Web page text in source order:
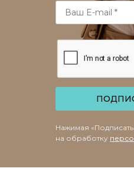
Нажимая
на обработку